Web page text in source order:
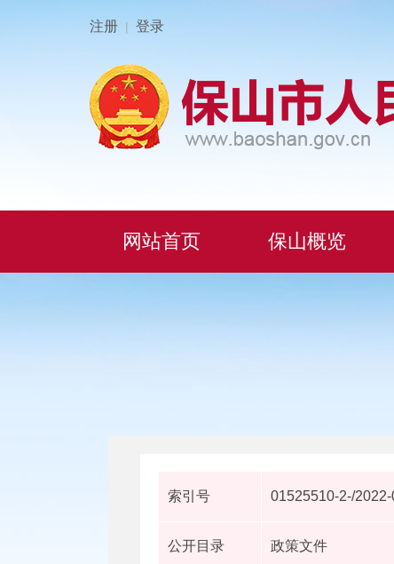
注册 | 登录
网站首页 保山概览
索引号 01525510-2-/
公开目录 政策文件